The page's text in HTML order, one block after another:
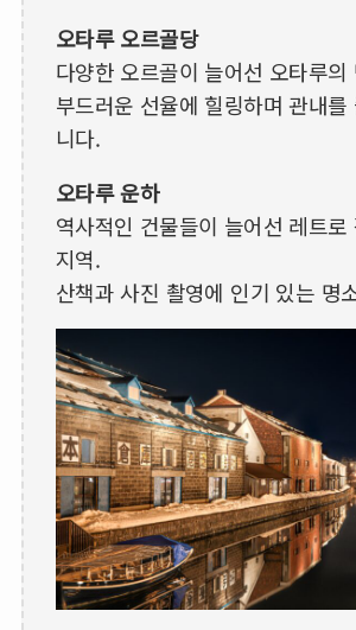
오타루 오르골당
다양한 오르골이 늘어선 오타루의
부드러운 선율에 힐링하며 관내
니다.
오타루 운하
역사적인 건물들이 늘어선 레트
지역.
산책과 사진 촬영에 인기 있는 명